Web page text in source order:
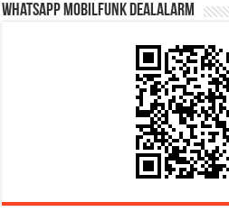
WhatsApp Mobilfunk DealAlarm